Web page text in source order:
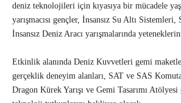
deniz teknolojileri için kıyasıya bir mücadele
yarışmacısı gençler, İnsansız Su Altı
İnsansız Deniz Aracı yarışmalarında
Etkinlik alanında Deniz Kuvvetleri gemi
gerçeklik deneyim alanları, SAT ve SAS
Dragon Kürek Yarışı ve Gemi Tasarımı